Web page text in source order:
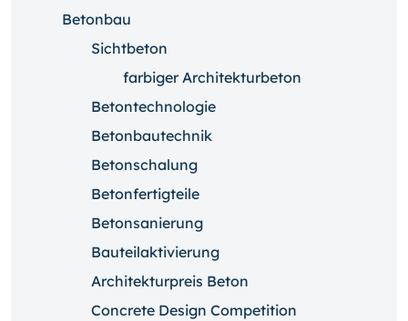
Betonbau
Sichtbeton
farbiger Architekturbeton
Betontechnologie
Betonbautechnik
Betonschalung
Betonfertigteile
Betonsanierung
Bauteilaktivierung
Architekturpreis Beton
Concrete Design Competition